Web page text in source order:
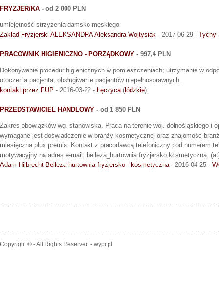
FRYZJER/KA - od 2 000 PLN
umiejętność strzyżenia damsko-męskiego
Zakład Fryzjerski ALEKSANDRA Aleksandra Wojtysiak - 2017-06-29 - Tychy
PRACOWNIK HIGIENICZNO - PORZĄDKOWY - 997,4 PLN
Dokonywanie procedur higienicznych w pomieszczeniach; utrzymanie w
otoczenia pacjenta; obsługiwanie pacjentów niepełnosprawnych.
kontakt przez PUP - 2016-03-22 - Łęczyca(łódzkie)
PRZEDSTAWICIEL HANDLOWY - od 1 850 PLN
Zakres obowiązków wg. stanowiska. Praca na terenie woj. dolnośląskiego i
wymagane jest doświadczenie w branży kosmetycznej oraz znajomość
miesięczna plus premia. Kontakt z pracodawcą telefoniczny pod numerem
motywacyjny na adres e-mail: belleza_hurtownia.fryzjersko.kosmetyczna.
Adam Hilbrecht Belleza hurtownia fryzjersko - kosmetyczna- 2016-04-25 -
Copyright © - All Rights Reserved - wypr.pl